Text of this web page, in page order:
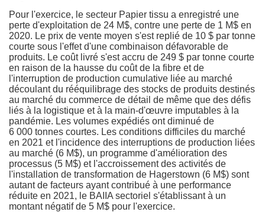
Pour l'exercice, le secteur Papier tissu a enregistré une
perte d'exploitation de 24 M$, contre une perte de 1 M$ en
2020. Le prix de vente moyen s'est replié de 10 $ par tonne
courte sous l'effet d'une combinaison défavorable de
produits. Le coût livré s'est accru de 249 $ par tonne courte
en raison de la hausse du coût de la fibre et de
l'interruption de production cumulative liée au marché
découlant du rééquilibrage des stocks de produits destinés
au marché du commerce de détail de même que des défis
liés à la logistique et à la main-d'œuvre imputables à la
pandémie. Les volumes expédiés ont diminué de
6 000 tonnes courtes. Les conditions difficiles du marché
en 2021 etl'incidence des interruptions de production liées
au marché (6 M$), un programme d'amélioration des
processus (5 M$) et l'accroissement des activités de
l'installation de transformation de Hagerstown (6 M$) sont
autant de facteurs ayant contribué à une performance
réduite en 2021, le BAIIA sectoriel s'établissant à un
montant négatif de 5 M$ pour l'exercice.